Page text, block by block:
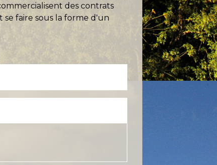
des contrats
faire sous la forme d'un